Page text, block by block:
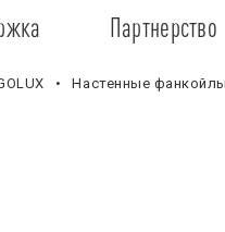
объекта
Партнерство
Стать
Настенные фанкойлы